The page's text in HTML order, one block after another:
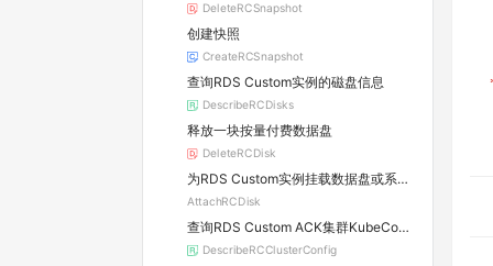
DeleteRCSnapshot
创建快照
CreateRCSnapshot
查询RDS Custom实例的磁盘信息
DescribeRCDisks
释放一块按量付费数据盘
DeleteRCDisk
为RDS Custom实例挂载数据盘或系统盘
AttachRCDisk
查询RDS Custom ACK集群KubeConfig
DescribeRCClusterConfig